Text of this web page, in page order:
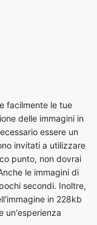
facilmente le tue
delle immagini in
essere un
punto, non dovrai
le immagini di
secondi. Inoltre,
in 228kb
un'esperienza